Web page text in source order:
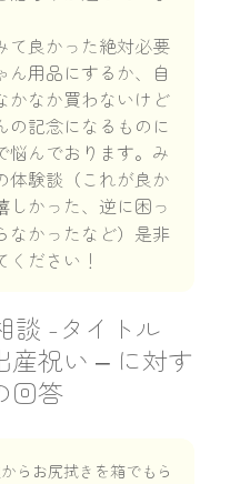
て良かった絶対必要
ん用品にするか、自
かなか買わないけど
の記念になるものに
悩んでおります。み
体験談（これが良か
しかった、逆に困っ
なかったなど）是非
ください！
談 -タイトル
産祝い – に対す
回答
らお尻拭きを箱でもら